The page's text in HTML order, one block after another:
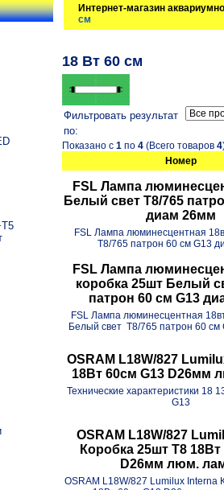
Интернет-магазин
см
18 Вт 60 см
Фильтровать результат
по:
Показано с 1по 4(Всего товаров 4
Номер
FSL Лампа
Белый свет Т8/765
диам 26мм
FSL Лампа люминесцентная
Т8/765 патрон 60 см G13
FSL Лампа
коробка 25шт Белый
патрон 60 см G13
FSL Лампа люминесцентная
Белый свет Т8/765 патрон 60
OSRAM L18W/827
18Вт 60см G13 D26мм
Технические характеристики 18
G13
OSRAM L18W/827
Коробка 25шт T8 18Вт
D26мм люм.
OSRAM L18W/827 Lumilux Interna